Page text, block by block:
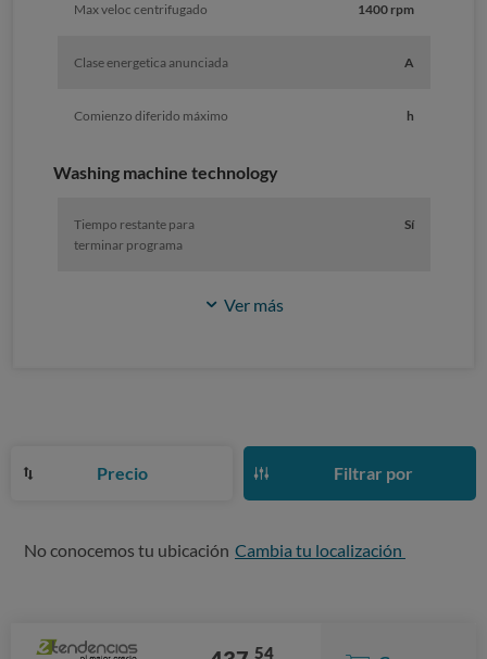
Max veloc centrifugado 1400 rpm
Clase energetica anunciada A
Comienzo diferido máximo h
Washing machine technology
Tiempo restante para
terminar programa
Sí
Ver más
Precio Filtrar por
No conocemos tu ubicación Cambia tu localización
54